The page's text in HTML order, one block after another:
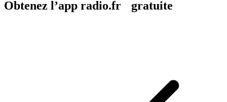
Obtenez l’app radio.fr gratuite